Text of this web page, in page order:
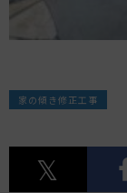
家の傾き修正工事